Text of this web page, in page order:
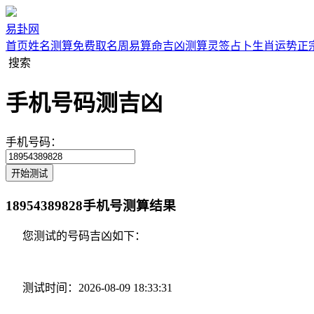
易卦网
首页姓名测算免费取名周易算命吉凶测算灵签占卜生肖运势正
搜索
手机号码测吉凶
手机号码：
18954389828手机号测算结果
您测试的号码吉凶如下：
测试时间：2026-08-09 18:33:31